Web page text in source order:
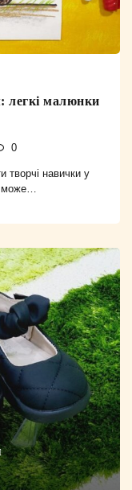
легкі малюнки
0
творчі навички у
може…